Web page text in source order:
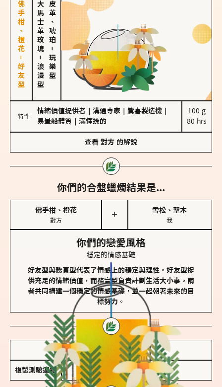
佛手柑、橙花－好友型 大馬士革玫瑰
－
浪漫型
皮革、琥珀
－
玩樂型
特性
情緒價值提供者 溝通專家 驚喜製造機
易暈船體質
滿懂撩的
100 g
80 hrs
查看 對方 的解說
你們的合盤蠟燭結果是...
佛手柑、橙花
對方
＋
雪松、聖木
我
你們的戀愛風格
穩定的情感基礎
好友型與務實型代表了情感上的穩定與理性。好友型提
供充足的情緒價值，而務實型負責計劃生活大小事。兩
者共同構建一個穩定的情感基礎，並一起朝著未來的目
標努力。
儲存我的結果圖
複製測驗連結 查看香氛類型全解析 >>>